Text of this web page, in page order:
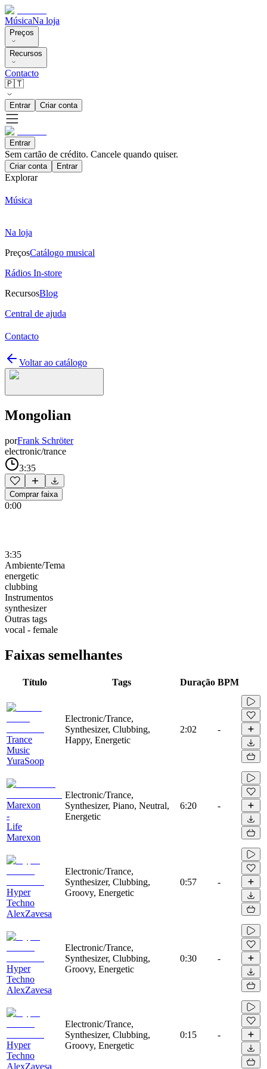
MúsicaNa loja
Preços
Recursos
Contacto
🇵🇹
Entrar Criar conta
Entrar
Sem cartão de crédito. Cancele quando quiser.
Criar conta Entrar
Explorar
Música
Na loja
PreçosCatálogo musical
Rádios In-store
RecursosBlog
Central de ajuda
Contacto
Voltar ao catálogo
Mongolian
porFrank Schröter
electronic/trance
3:35
Comprar faixa
0:00
3:35
Ambiente/Tema
energetic
clubbing
Instrumentos
synthesizer
Outras tags
vocal - female
Faixas semelhantes
Título Tags Duração BPM
Trance
Music
YuraSoop
Electronic/Trance,
Synthesizer, Clubbing,
Happy, Energetic
2:02 -
Marexon
-
Life
Marexon
Electronic/Trance,
Synthesizer, Piano, Neutral,
Energetic
6:20 -
Hyper
Techno
AlexZavesa
Electronic/Trance,
Synthesizer, Clubbing,
Groovy, Energetic
0:57 -
Hyper
Techno
AlexZavesa
Electronic/Trance,
Synthesizer, Clubbing,
Groovy, Energetic
0:30 -
Hyper
Techno
AlexZavesa
Electronic/Trance,
Synthesizer, Clubbing,
Groovy, Energetic
0:15 -